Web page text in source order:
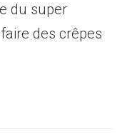
du super
des crêpes